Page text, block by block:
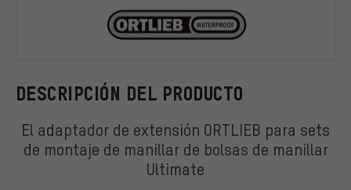
DESCRIPCIÓN DEL PRODUCTO
El adaptador de extensión ORTLIEB para sets
de montaje de manillar de bolsas de manillar
Ultimate
ORTLIEB